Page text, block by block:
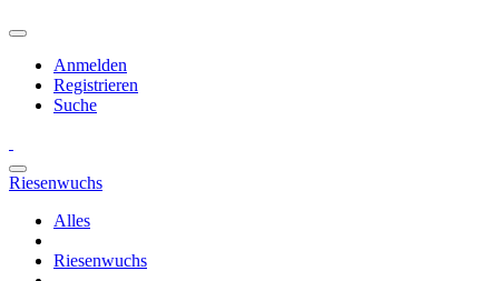
Anmelden
Registrieren
Suche
Riesenwuchs
Alles
Riesenwuchs